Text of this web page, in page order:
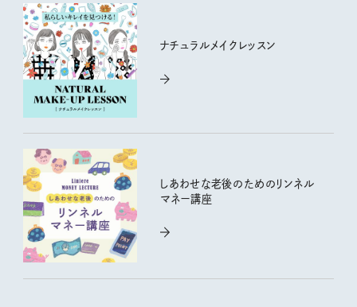
ナチュラルメイクレッスン
しあわせな老後のためのリンネル
マネー講座